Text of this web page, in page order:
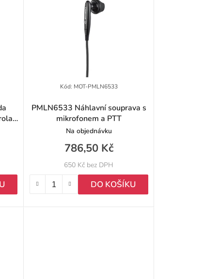
o
t
ů
PMLN6533 Náhlavní souprava s
mikrofonem a PTT
Na objednávku
650 Kč bez DPH
786,50 Kč
DO KOŠÍKU
Kód: MOT-PMLN6533